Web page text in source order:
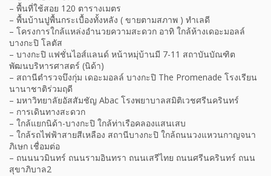
– พื้นที่ใช้สอย 120 ตารางเมตร
– พื้นบ้านปูพื้นกระเบื้องทั้งหลัง ( ขายตามสภาพ ) ทำเลดี
– โครงการใกล้แหล่งอำนวยความสะดวก อาทิ ใกล้ห้างเดอะมอลล์
บางกะปิ โลตัส
– บางกะปิ แฟชั่นไอส์แลนด์ หน้าหมุ่บ้านมี 7-11 สถาบันบัณฑิต
พัฒนบริหารศาสตร์ (นิด้า)
– สถานีตำรวจบึงกุ่ม เดอะมอลล์ บางกะปิ The Promenade โรงเรียน
นานาชาติร่วมฤดี
– มหาวิทยาลัยอัสสัมชัญ Abac โรงพยาบาลสมิติเวชศรีนครินทร์
– การเดินทางสะดวก
– ใกล้แยกนิด้า-บางกะปิ ใกล้ท่าเรือคลองแสนเสบ
– ใกล้รถไฟฟ้าสายสีเหลือง สถานีบางกะปิ ใกล้ถนนวงแหวนกาญจนา
ภิเษก เชื่อมต่อ
– ถนนนวมินทร์ ถนนรามอินทรา ถนนเสรีไทย ถนนศรีนครินทร์ ถนน
สุขาภิบาล2